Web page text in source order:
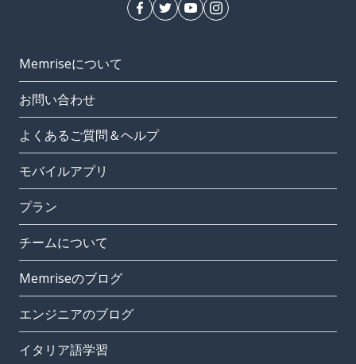
Memriseについて
お問い合わせ
よくあるご質問＆ヘルプ
モバイルアプリ
プラン
チームについて
Memriseのブログ
エンジニアのブログ
イタリア語学習